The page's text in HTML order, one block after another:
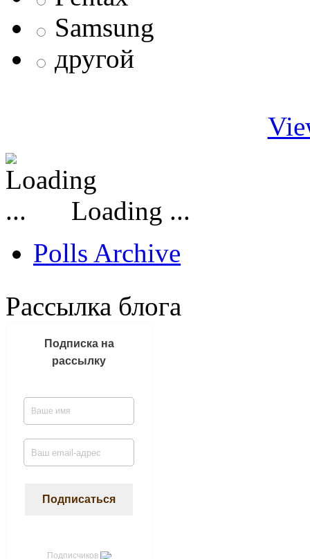
Samsung
другой
Loading ...
Polls Archive
Рассылка блога
Подписка на
рассылку
Подписчиков